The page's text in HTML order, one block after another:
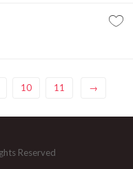
10 11 →
Reserved